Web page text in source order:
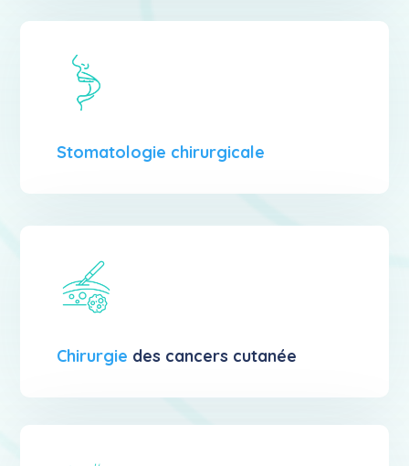
Stomatologie chirurgicale
Chirurgie des cancers cutanée